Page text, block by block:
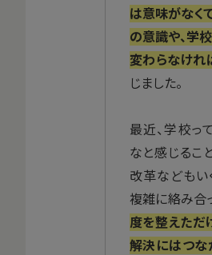
は意味がなく
の意識や、学
変わらなけれ
じました。
最近、学校っ
なと感じるこ
改革などもい
複雑に絡み合
度を整えただ
解決にはつな